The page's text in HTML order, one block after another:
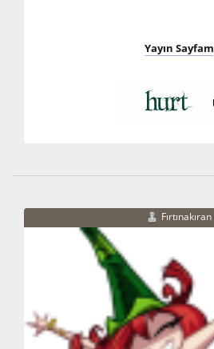
Yayın Sayfam
Fırtınakıran